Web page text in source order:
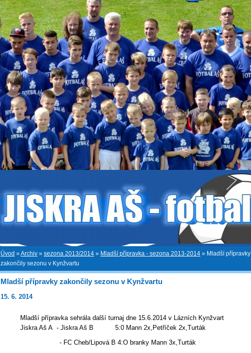
Úvod »Archiv » sezona 2013/2014 » Mladší přípravka - sezona 2013-2014 » Mladší přípravky
zakončily sezonu v Kynžvartu
Mladší přípravky zakončily sezonu v Kynžvartu
15. 6. 2014
Mladší přípravka sehrála další turnaj dne 15.6.2014 v Lázních Kynžvart
Jiskra Aš A - Jiskra Aš B 5:0 Mann 2x,Petříček 2x,Turták
- FC Cheb/Lipová B 4:O branky Mann 3x,Turták